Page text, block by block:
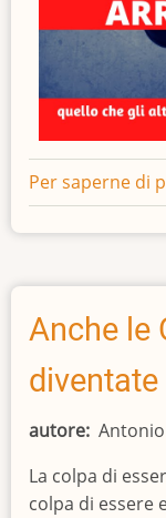
Per saperne di
Anche le
autore
La colpa di
colpa di essere